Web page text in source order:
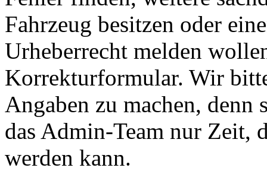
Fahrzeug besitzen oder
Urheberrecht melden
Korrekturformular. Wir
Angaben zu machen,
das Admin-Team nur Zeit,
werden kann.